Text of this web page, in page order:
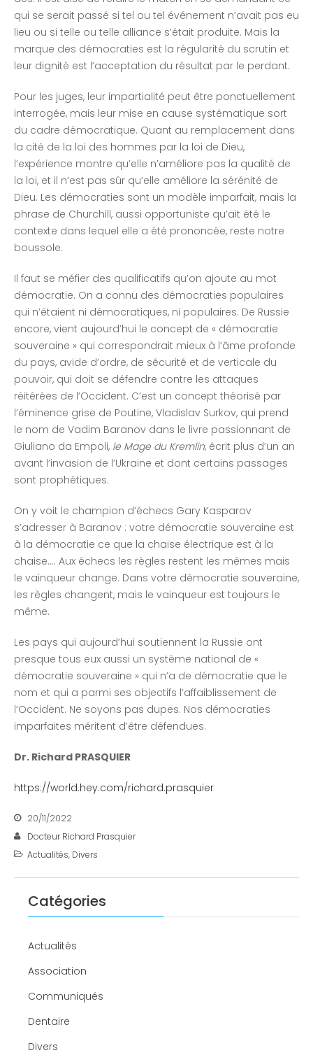
qui se serait passé si tel ou tel événement n’avait pas eu
lieu ou si telle ou telle alliance s’était produite. Mais la
marque des démocraties est la régularité du scrutin et
leur dignité est l’acceptation du résultat par le perdant.
Pour les juges, leur impartialité peut être ponctuellement
interrogée, mais leur mise en cause systématique sort
du cadre démocratique. Quant au remplacement dans
la cité de la loi des hommes par la loi de Dieu,
l’expérience montre qu’elle n’améliore pas la qualité de
la loi, et il n’est pas sûr qu’elle améliore la sérénité de
Dieu. Les démocraties sont un modèle imparfait, mais la
phrase de Churchill, aussi opportuniste qu’ait été le
contexte dans lequel elle a été prononcée, reste notre
boussole.
Il faut se méfier des qualificatifs qu’on ajoute au mot
démocratie. On a connu des démocraties populaires
qui n’étaient ni démocratiques, ni populaires. De Russie
encore, vient aujourd’hui le concept de « démocratie
souveraine » qui correspondrait mieux à l’âme profonde
du pays, avide d’ordre, de sécurité et de verticale du
pouvoir, qui doit se défendre contre les attaques
réitérées de l’Occident. C’est un concept théorisé par
l’éminence grise de Poutine, Vladislav Surkov, qui prend
le nom de Vadim Baranov dans le livre passionnant de
Giuliano da Empoli, le Mage du Kremlin, écrit plus d’un an
avant l’invasion de l’Ukraine et dont certains passages
sont prophétiques.
On y voit le champion d’échecs Gary Kasparov
s’adresser à Baranov : votre démocratie souveraine est
à la démocratie ce que la chaise électrique est à la
chaise…. Aux échecs les règles restent les mêmes mais
le vainqueur change. Dans votre démocratie souveraine,
les règles changent, mais le vainqueur est toujours le
même.
Les pays qui aujourd’hui soutiennent la Russie ont
presque tous eux aussi un système national de «
démocratie souveraine » qui n’a de démocratie que le
nom et qui a parmi ses objectifs l’affaiblissement de
l’Occident. Ne soyons pas dupes. Nos démocraties
imparfaites méritent d’être défendues.
Dr. Richard PRASQUIER
https://world.hey.com/richard.prasquier
20/11/2022
Docteur Richard Prasquier
Actualités, Divers
Catégories
Actualités
Association
Communiqués
Dentaire
Divers